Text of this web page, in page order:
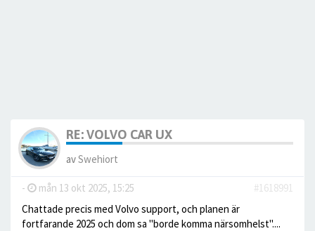
RE: VOLVO CAR UX
avSwehiort
- mån 13 okt 2025, 15:25
#1618991
Chattade precis med Volvo support, och planen är
fortfarande 2025 och dom sa "borde komma närsomhelst"....